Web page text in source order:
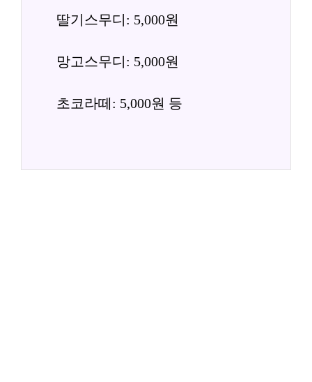
딸기스무디: 5,000원
망고스무디: 5,000원
초코라떼: 5,000원 등